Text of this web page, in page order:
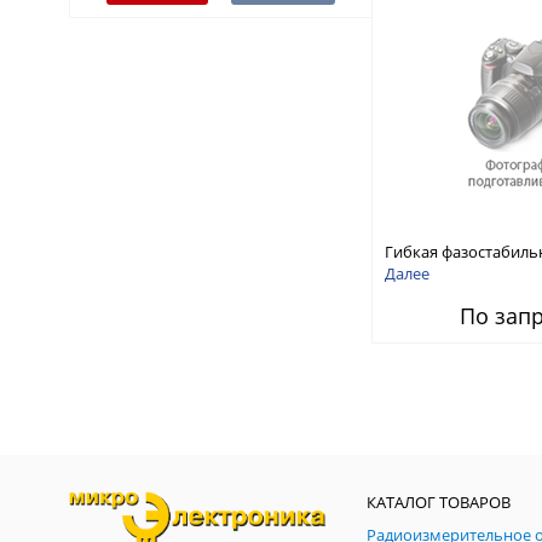
Гибкая
сборка для ВАЦ до 40
Далее
По
КАТАЛОГ ТОВАРОВ